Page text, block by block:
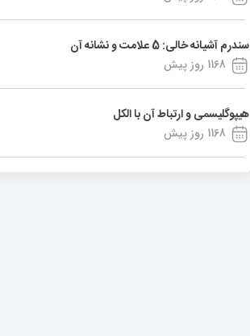
سندرم آشیانه خالی: 5 علامت و نشانه آن
1168 روز پیش
هیپوگلیسمی و ارتباط آن با الکل
1168 روز پیش